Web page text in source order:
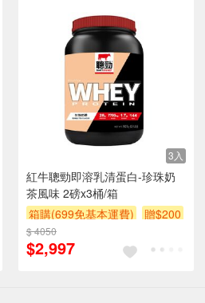
3入
紅牛聰勁即溶乳清蛋白-珍珠奶
茶風味 2磅x3桶/箱
箱購(699免基本運費)
贈$200
$ 4050
$2,997